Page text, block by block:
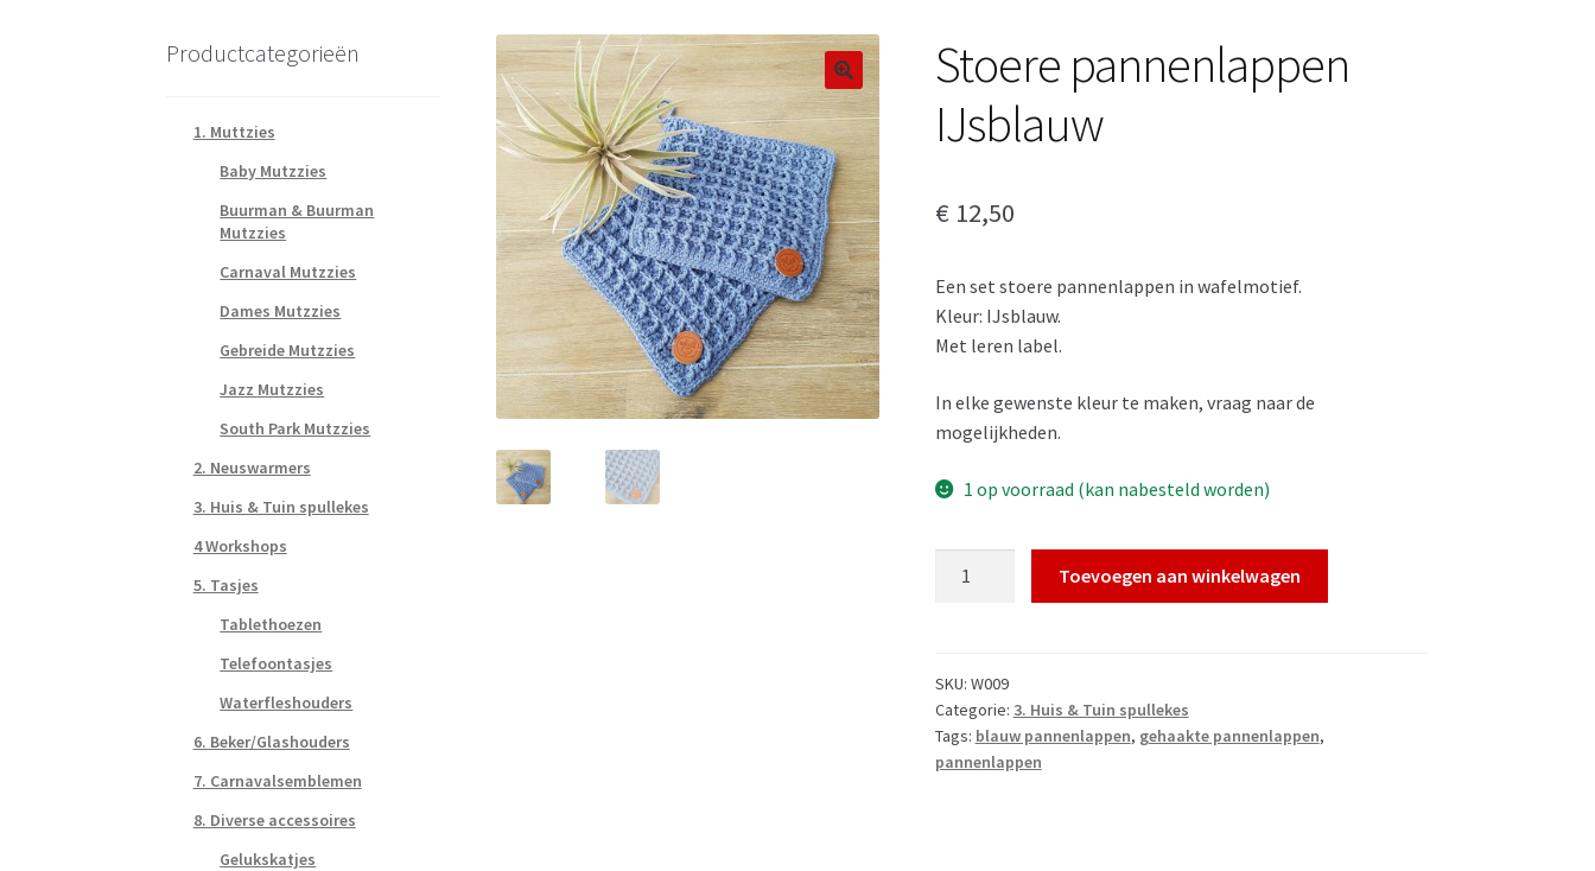
Stoere pannenlappen
IJsblauw
€ 12,50
Een set stoere pannenlappen in wafelmotief.
Kleur: IJsblauw.
Met leren label.
In elke gewenste kleur te maken, vraag naar de
mogelijkheden.
1 op voorraad (kan nabesteld worden)
Toevoegen aan winkelwagen
SKU: W009
Categorie: 3. Huis & Tuin spullekes
Tags: blauw pannenlappen, gehaakte pannenlappen,
pannenlappen
Productcategorieën
1. Muttzies
Baby Mutzzies
Buurman & Buurman
Mutzzies
Carnaval Mutzzies
Dames Mutzzies
Gebreide Mutzzies
Jazz Mutzzies
South Park Mutzzies
2. Neuswarmers
3. Huis & Tuin spullekes
4 Workshops
5. Tasjes
Tablethoezen
Telefoontasjes
Waterfleshouders
6. Beker/Glashouders
7. Carnavalsemblemen
8. Diverse accessoires
Gelukskatjes